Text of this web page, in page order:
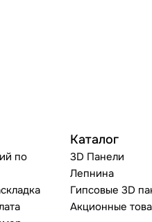
по
Каталог
3D Панели
Лепнина
Гипсовые 3D
Акционные